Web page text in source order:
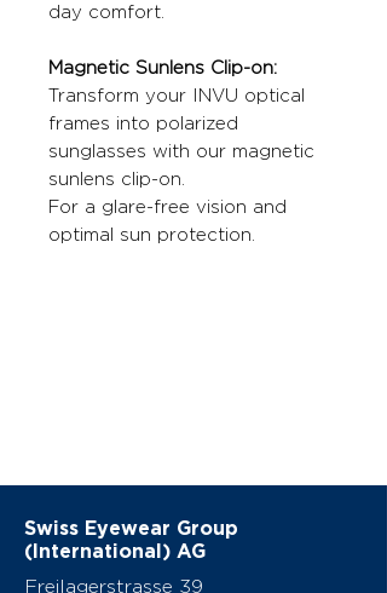
day comfort.
Magnetic Sunlens Clip-on:
Transform your INVU optical
frames into polarized
sunglasses with our magnetic
sunlens clip-on.
For a glare-free vision and
optimal sun protection.
Swiss Eyewear Group
(International) AG
Freilagerstrasse 39